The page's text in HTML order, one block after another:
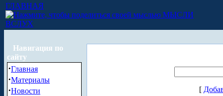
ГЛАВНАЯ
МЫСЛИ
ВСЛУХ
Навигация по
сайту
·Главная
·Материалы
·Новости [